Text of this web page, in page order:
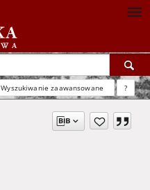
Wyszukiwanie zaawansowane ?